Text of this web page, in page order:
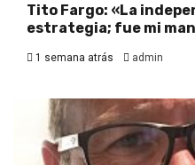
Tito Fargo: «La
estrategia; fue mi
1 semana atrás admin